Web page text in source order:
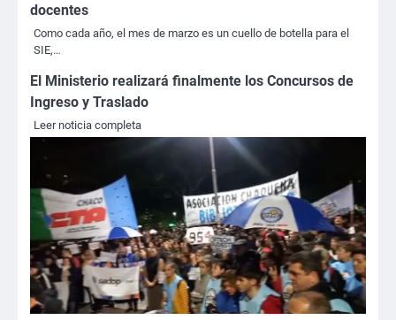
docentes
Como cada año, el mes de marzo es un cuello de botella para el
SIE,…
El Ministerio realizará finalmente los Concursos de
Ingreso y Traslado
Leer noticia completa